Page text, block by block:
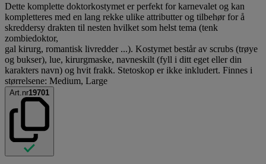
Dette komplette doktorkostymet er perfekt for karnevalet og kan
kompletteres med en lang rekke ulike attributter og tilbehør for å
skreddersy drakten til nesten hvilket som helst tema (tenk
zombiedoktor,
gal kirurg, romantisk livredder ...). Kostymet består av scrubs (trøye
og bukser), lue, kirurgmaske, navneskilt (fyll i ditt eget eller din
karakters navn) og hvit frakk. Stetoskop er ikke inkludert. Finnes i
størrelsene: Medium, Large
Art.nr19701